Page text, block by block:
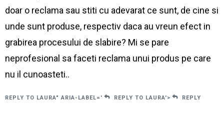
doar o reclama sau stiti cu adevarat ce sunt, de cine si
unde sunt produse, respectiv daca au vreun efect in
grabirea procesului de slabire? Mi se pare
neprofesional sa faceti reclama unui produs pe care
nu il cunoasteti..
REPLY TO LAURA" ARIA-LABEL=' REPLY TO LAURA'> REPLY